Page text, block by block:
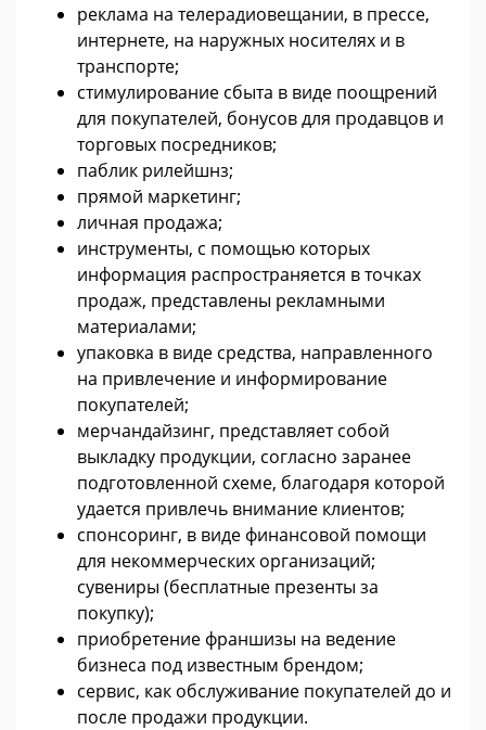
реклама на телерадиовещании, в прессе,
интернете, на наружных носителях и в
транспорте;
стимулирование сбыта в виде поощрений
для покупателей, бонусов для продавцов и
торговых посредников;
паблик рилейшнз;
прямой маркетинг;
личная продажа;
инструменты, с помощью которых
информация распространяется в точках
продаж, представлены рекламными
материалами;
упаковка в виде средства, направленного
на привлечение и информирование
покупателей;
мерчандайзинг, представляет собой
выкладку продукции, согласно заранее
подготовленной схеме, благодаря которой
удается привлечь внимание клиентов;
спонсоринг, в виде финансовой помощи
для некоммерческих организаций;
сувениры (бесплатные презенты за
покупку);
приобретение франшизы на ведение
бизнеса под известным брендом;
сервис, как обслуживание покупателей до и
после продажи продукции.